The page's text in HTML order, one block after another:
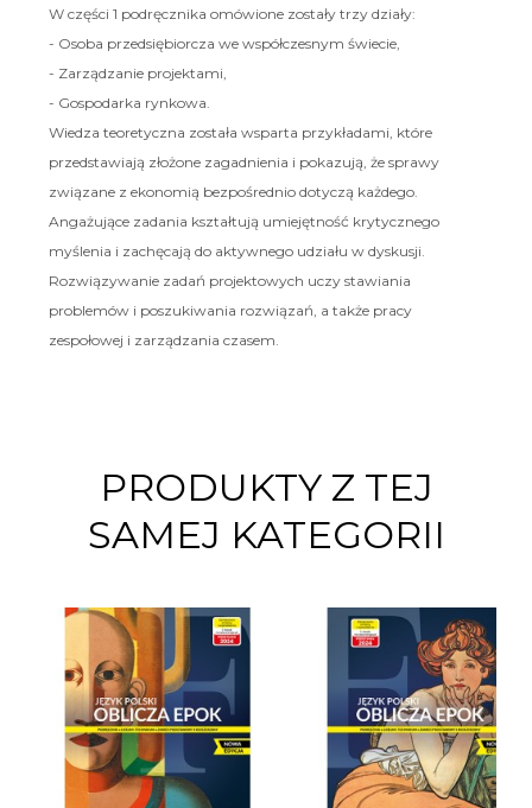
W części 1 podręcznika omówione zostały trzy działy:
- Osoba przedsiębiorcza we współczesnym świecie,
- Zarządzanie projektami,
- Gospodarka rynkowa.
Wiedza teoretyczna została wsparta przykładami, które
przedstawiają złożone zagadnienia i pokazują, że sprawy
związane z ekonomią bezpośrednio dotyczą każdego.
Angażujące zadania kształtują umiejętność krytycznego
myślenia i zachęcają do aktywnego udziału w dyskusji.
Rozwiązywanie zadań projektowych uczy stawiania
problemów i poszukiwania rozwiązań, a także pracy
zespołowej i zarządzania czasem.
PRODUKTY Z TEJ
SAMEJ KATEGORII